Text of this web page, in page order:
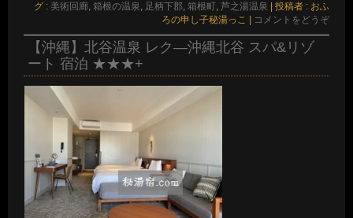
グ : 美術回廊, 箱根の温泉, 足柄下郡, 箱根町, 芦之湯温泉
投稿者 : おふ
ろの申し子秘湯っこ
コメントをどうぞ
【沖縄】北谷温泉 レク―沖縄北谷 スパ&リゾ
ート 宿泊 ★★★+